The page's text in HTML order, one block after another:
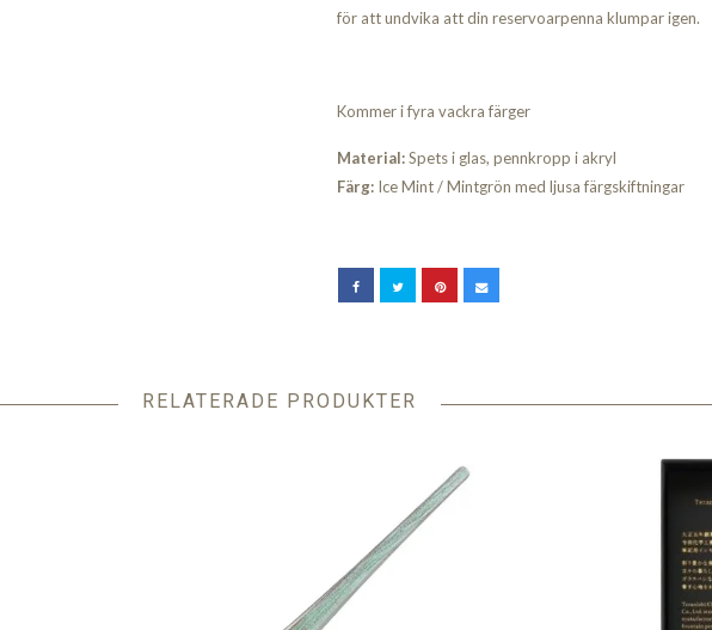
för att undvika att din reservoarpenna klumpar igen.
Kommer i fyra vackra färger
Material:Spets i glas, pennkropp i akryl
Färg: Ice Mint / Mintgrön med ljusa färgskiftningar
RELATERADE PRODUKTER